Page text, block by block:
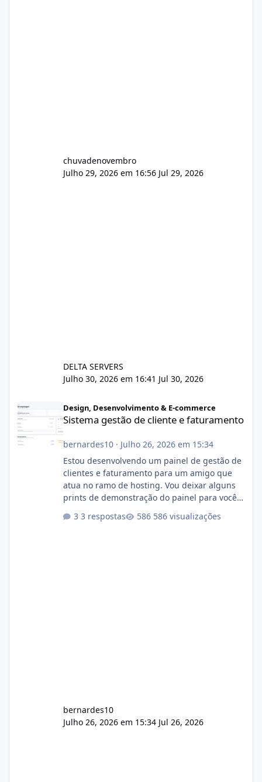
chuvadenovembro
Julho 29, 2026 em 16:56 Jul 29, 2026
DELTA SERVERS
Julho 30, 2026 em 16:41 Jul 30, 2026
Design, Desenvolvimento & E-commerce
Sistema gestão de cliente e faturamento
bernardes10· Julho 26, 2026 em 15:34
Estou desenvolvendo um painel de gestão de
clientes e faturamento para um amigo que
atua no ramo de hosting. Vou deixar alguns
prints de demonstração do painel para vocês
com cerca de 80% concluído e conta com
3 respostas 586 visualizações
bernardes10
Julho 26, 2026 em 15:34 Jul 26, 2026